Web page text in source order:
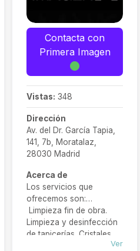
Contacta con
Primera Imagen
Vistas: 348
Dirección
Av. del Dr. García Tapia,
141, 7b, Moratalaz,
28030 Madrid
Acerca de
Los servicios que
ofrecemos son:
Limpieza fin de obra.
Limpieza y desinfección
de tapicerías. Cristales
Ver